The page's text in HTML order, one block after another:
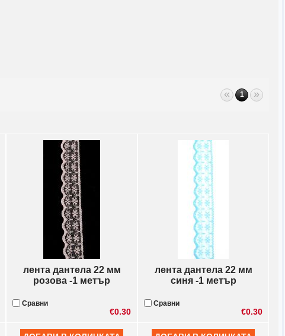
« 1 »
лента дантела 22 мм
розова -1 метър
лента дантела 22 мм
синя -1 метър
Сравни
€0.30
Сравни
€0.30